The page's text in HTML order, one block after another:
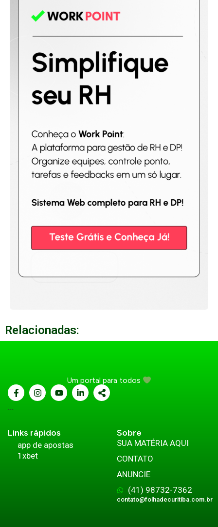
Relacionadas:
Um portal para todos
...
Links rápidos
app de apostas
1xbet
Sobre
SUA MATÉRIA AQUI
CONTATO
ANUNCIE
(41) 98732-7362
contato@folhadecuritiba.com.br